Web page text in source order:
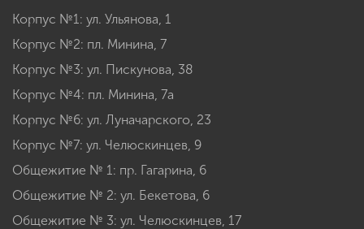
Корпус №1: ул. Ульянова, 1
Корпус №2: пл. Минина, 7
Корпус №3: ул. Пискунова, 38
Корпус №4: пл. Минина, 7а
Корпус №6: ул. Луначарского, 23
Корпус №7: ул. Челюскинцев, 9
Общежитие № 1: пр. Гагарина, 6
Общежитие № 2: ул. Бекетова, 6
Общежитие № 3: ул. Челюскинцев, 17